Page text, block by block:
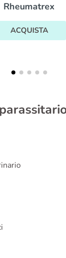
Albenza
ACQUISTA